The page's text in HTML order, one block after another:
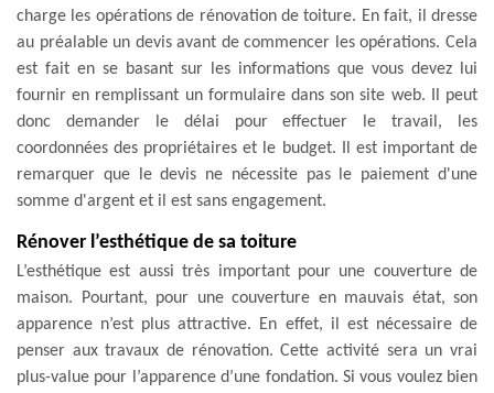
charge les opérations de rénovation de toiture. En fait, il dresse
au préalable un devis avant de commencer les opérations. Cela
est fait en se basant sur les informations que vous devez lui
fournir en remplissant un formulaire dans son site web. Il peut
donc demander le délai pour effectuer le travail, les
coordonnées des propriétaires et le budget. Il est important de
remarquer que le devis ne nécessite pas le paiement d'une
somme d'argent et il est sans engagement.
Rénover l’esthétique de sa toiture
L’esthétique est aussi très important pour une couverture de
maison. Pourtant, pour une couverture en mauvais état, son
apparence n’est plus attractive. En effet, il est nécessaire de
penser aux travaux de rénovation. Cette activité sera un vrai
plus-value pour l’apparence d’une fondation. Si vous voulez bien